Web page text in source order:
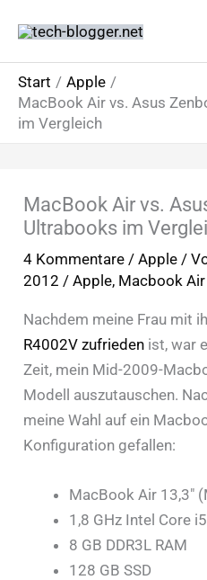
Inhalt
springen
Start
Apple
MacBook Air vs. Asus
im Vergleich
MacBook Air vs.
Ultrabooks im
4 Kommentare / Apple/
2012 / Apple, Macbook Air
Nachdem meine Frau mit
R4002V zufriedenist, war
Zeit, mein Mid-2009-
Modell auszutauschen.
meine Wahl auf ein
Konfiguration gefallen:
MacBook Air 13,3″
1,8 GHz Intel Core i5
8 GB DDR3L RAM
128 GB SSD